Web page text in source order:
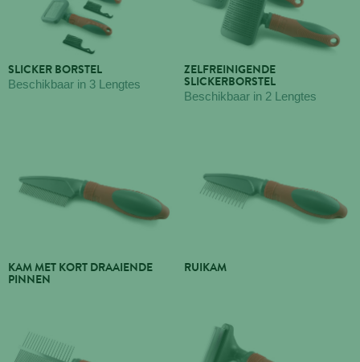
SLICKER BORSTEL
Beschikbaar in 3 Lengtes
ZELFREINIGENDE
SLICKERBORSTEL
Beschikbaar in 2 Lengtes
KAM MET KORT DRAAIENDE
PINNEN
RUIKAM